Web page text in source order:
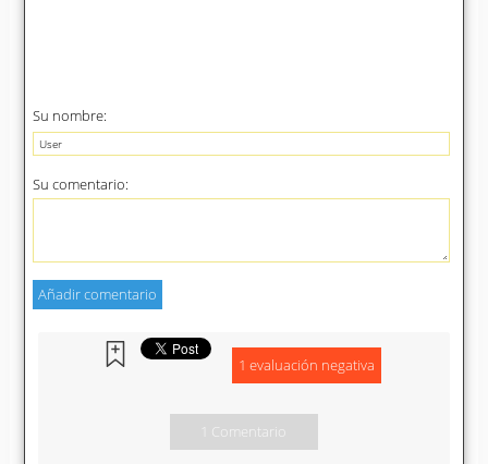
Su nombre:
Su comentario:
1 evaluación negativa
1 Comentario